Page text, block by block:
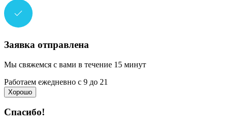
Заявка отправлена
Мы свяжемся с вами в течение 15 минут
Работаем ежедневно с 9 до 21
Хорошо
Спасибо!